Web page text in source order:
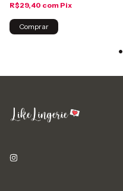
R$29,40 com Pix
Comprar